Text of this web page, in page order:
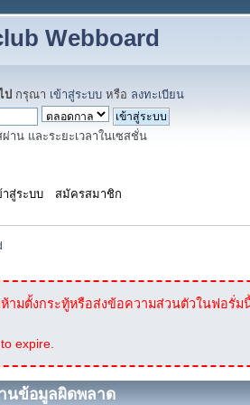
Webboard
ป กรุณา เข้าสู่ระบบ หรือ ลงทะเบียน
าน และระยะเวลาในเซสชั่น
าสู่ระบบ สมัครสมาชิก
ามตั้งกระทู้หรือส่งข้อความส่วนตัวในฟอรั่ม
expire.
นข้อมูลผิดพลาด